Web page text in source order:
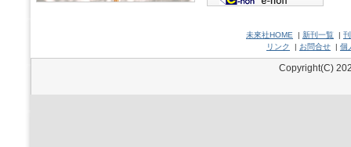
未來社HOME | 新刊一覧 |
リンク
| お問合せ | 個
Copyright(C)